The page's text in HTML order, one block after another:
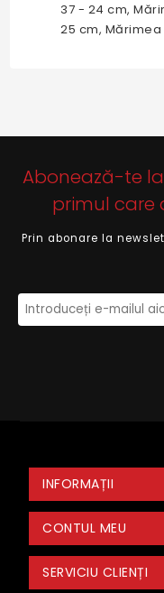
37 - 24 cm,
25 cm,
Abonează-te
primul care
Prin abonare la
INFORMAȚII
CONTUL MEU
SERVICIU CLIENȚI